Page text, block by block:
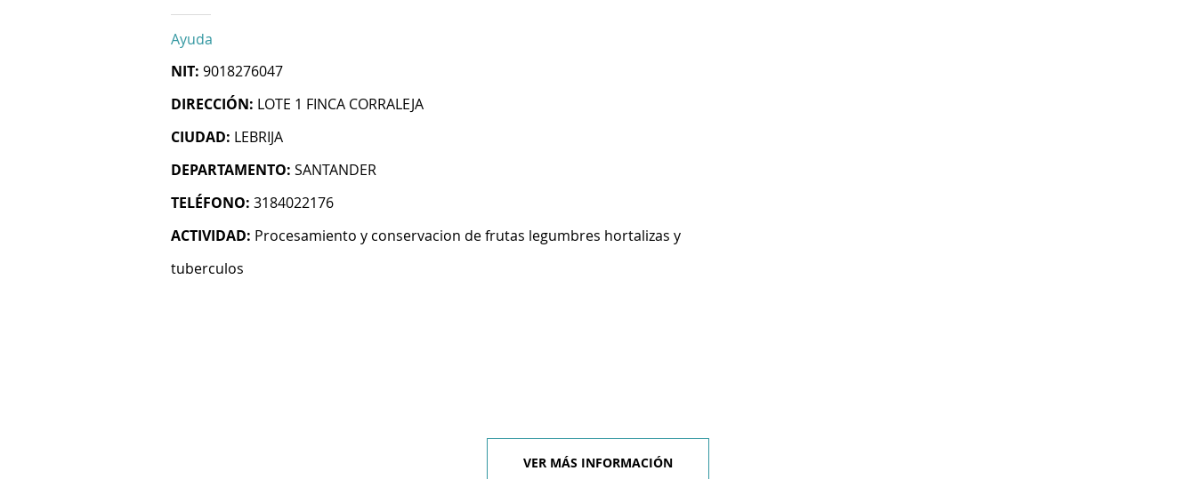
Ayuda
NIT: 9018276047
DIRECCIÓN: LOTE 1 FINCA CORRALEJA
CIUDAD: LEBRIJA
DEPARTAMENTO: SANTANDER
TELÉFONO: 3184022176
ACTIVIDAD: Procesamiento y conservacion de frutas legumbres hortalizas y
tuberculos
VER MÁS INFORMACIÓN